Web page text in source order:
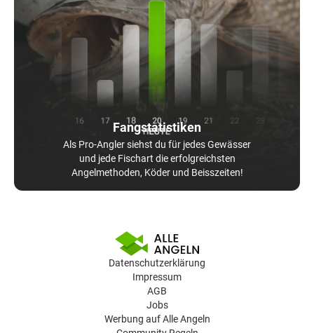
Fangstatistiken
Als Pro-Angler siehst du für jedes Gewässer
und jede Fischart die erfolgreichsten
Angelmethoden, Köder und Beisszeiten!
Datenschutzerklärung
Impressum
AGB
Jobs
Werbung auf Alle Angeln